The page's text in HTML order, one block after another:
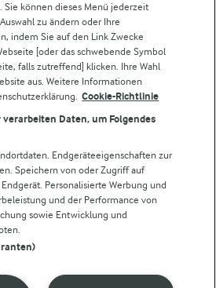
Sie können dieses Menü jederzeit
zu ändern oder Ihre
indem Sie auf den Link Zwecke
[oder das schwebende Symbol
falls zutreffend] klicken. Ihre Wahl
aus. Weitere Informationen
Cookie-Richtlinie
Daten, um Folgendes
Endgeräteeigenschaften zur
Speichern von oder Zugriff auf
Personalisierte Werbung und
und der Performance von
sowie Entwicklung und